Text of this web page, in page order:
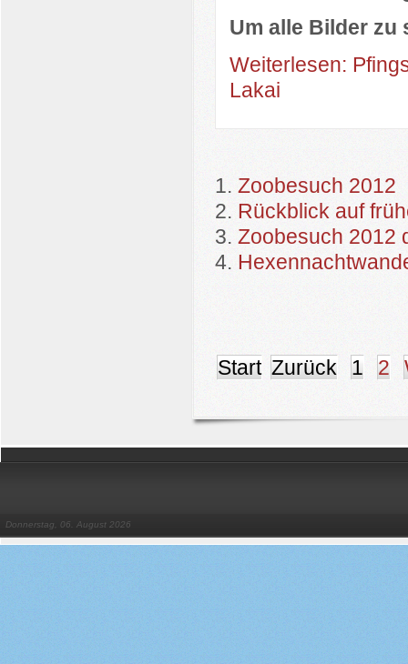
Um alle Bilder zu
Weiterlesen:
Lakai
Zoobesuch 2012
Rückblick auf
Zoobesuch 2012
Start Zurück 1 2
Donnerstag, 06. August 2026